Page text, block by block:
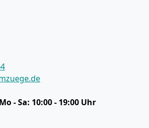
Mo - Sa: 10:00 - 19:00 Uhr